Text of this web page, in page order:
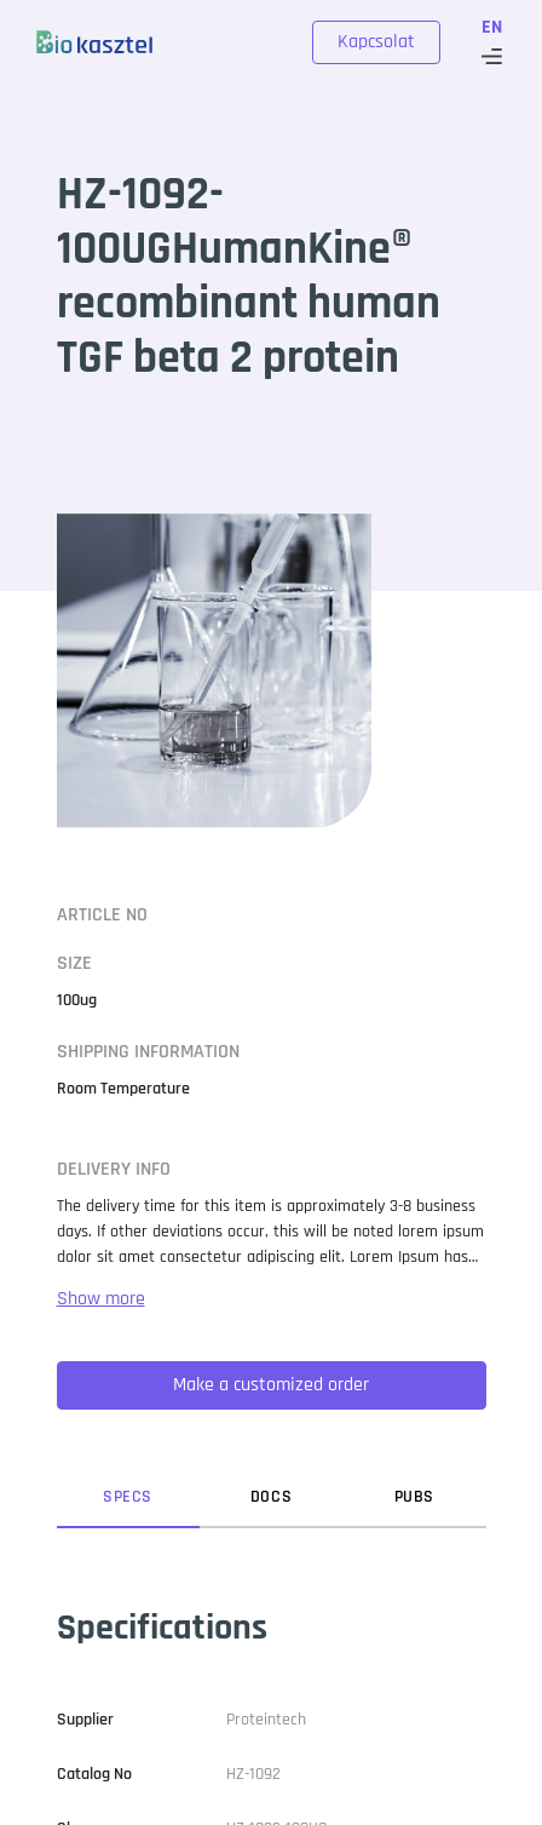
EN
Kapcsolat
HZ-1092-
100UGHumanKine®
recombinant human
TGF beta 2 protein
ARTICLE NO
SIZE
100ug
SHIPPING INFORMATION
Room Temperature
DELIVERY INFO
The delivery time for this item is approximately 3-8 business
days. If other deviations occur, this will be noted lorem ipsum
dolor sit amet consectetur adipiscing elit. Lorem Ipsum has
when an unknown printer took a galley of type and
not only five centuries, but also the leap into electronic
typesetting, remaining essentially unchanged. It was
popularised in the 1960s with the release of Letraset sheets
Make a customized order
SPECS DOCS PUBS
Specifications
Supplier Proteintech
Catalog No HZ-1092